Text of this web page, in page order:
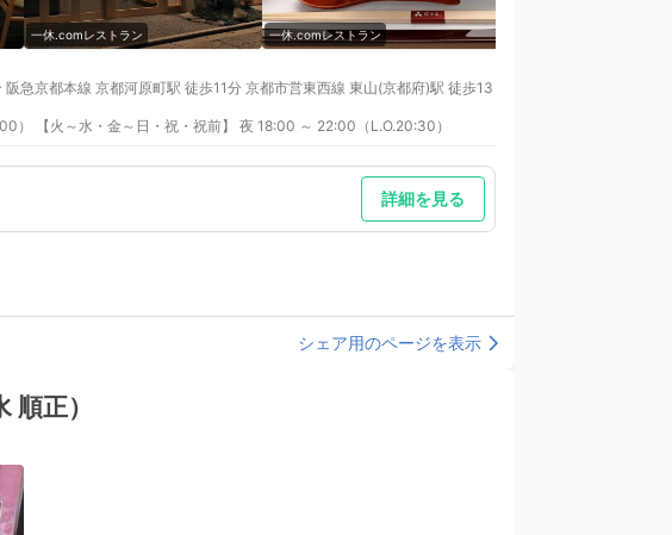
一休.comレストラン 一休.comレストラン
急京都本線 京都河原町駅 徒歩11分 京都市営東西線 東山(京都府)駅 徒歩13
） 【火～水・金～日・祝・祝前】 夜 18:00 ～ 22:00（L.O.20:30）
詳細を見る
シェア用のページを表示
正）